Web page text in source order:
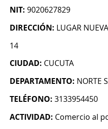
NIT: 9020627829
DIRECCIÓN: LUGAR
14
CIUDAD: CUCUTA
DEPARTAMENTO: NORTE
TELÉFONO: 3133954450
ACTIVIDAD: Comercio al